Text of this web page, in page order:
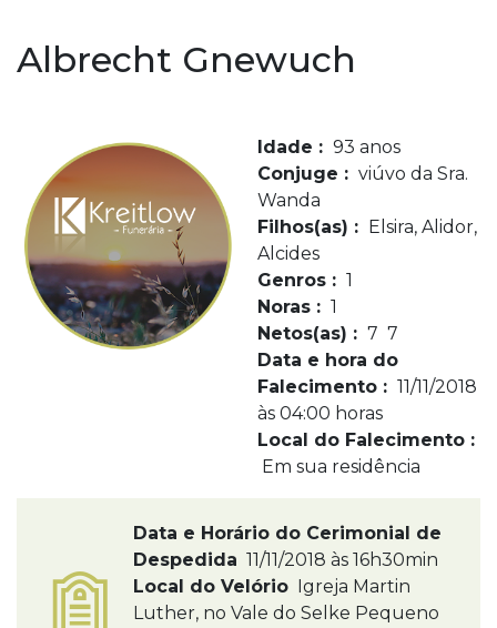
Albrecht Gnewuch
Idade : 93 anos
Conjuge : viúvo da Sra.
Wanda
Filhos(as) : Elsira, Alidor,
Alcides
Genros : 1
Noras : 1
Netos(as) : 7 7
Data e hora do
Falecimento : 11/11/2018
às 04:00 horas
Local do Falecimento :
Em sua residência
Data e Horário do Cerimonial de
Despedida 11/11/2018 às 16h30min
Local do Velório Igreja Martin
Luther, no Vale do Selke Pequeno